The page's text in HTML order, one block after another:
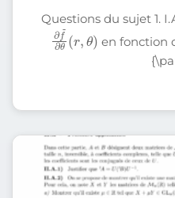
Questions du sujet 1.
∂f~∂ (r
θ
en fonction